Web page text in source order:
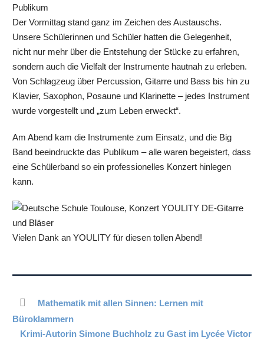
Der Vormittag stand ganz im Zeichen des Austauschs.
Unsere Schülerinnen und Schüler hatten die Gelegenheit,
nicht nur mehr über die Entstehung der Stücke zu erfahren,
sondern auch die Vielfalt der Instrumente hautnah zu erleben.
Von Schlagzeug über Percussion, Gitarre und Bass bis hin zu
Klavier, Saxophon, Posaune und Klarinette – jedes Instrument
wurde vorgestellt und „zum Leben erweckt“.
Am Abend kam die Instrumente zum Einsatz, und die Big
Band beeindruckte das Publikum – alle waren begeistert, dass
eine Schülerband so ein professionelles Konzert hinlegen
kann.
Vielen Dank an YOULITY für diesen tollen Abend!
Mathematik mit allen Sinnen: Lernen mit
Büroklammern
Krimi-Autorin Simone Buchholz zu Gast im Lycée Victor